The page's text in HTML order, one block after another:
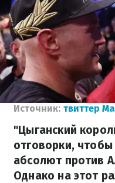
Источник: твиттер
"Цыганский
отговорки,
абсолют против
Однако на этот